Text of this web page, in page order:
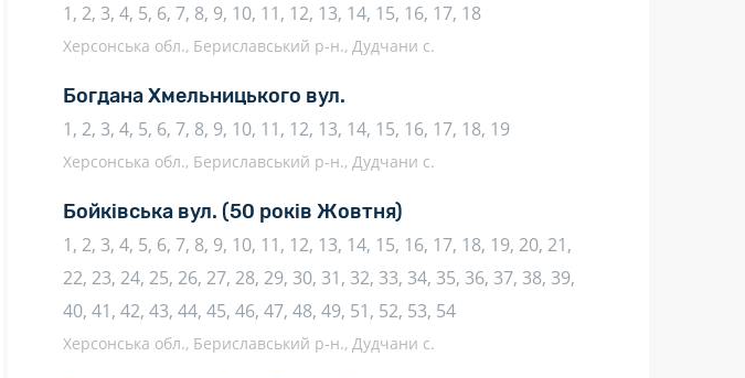
1, 2, 3, 4, 5, 6, 7, 8, 9, 10, 11, 12, 13, 14, 15, 16, 17, 18
Херсонська обл., Бериславський р-н., Дудчани с.
Богдана Хмельницького вул.
1, 2, 3, 4, 5, 6, 7, 8, 9, 10, 11, 12, 13, 14, 15, 16, 17, 18, 19
Херсонська обл., Бериславський р-н., Дудчани с.
Бойківська вул. (50 років Жовтня)
1, 2, 3, 4, 5, 6, 7, 8, 9, 10, 11, 12, 13, 14, 15, 16, 17, 18, 19, 20, 21,
22, 23, 24, 25, 26, 27, 28, 29, 30, 31, 32, 33, 34, 35, 36, 37, 38, 39,
40, 41, 42, 43, 44, 45, 46, 47, 48, 49, 51, 52, 53, 54
Херсонська обл., Бериславський р-н., Дудчани с.